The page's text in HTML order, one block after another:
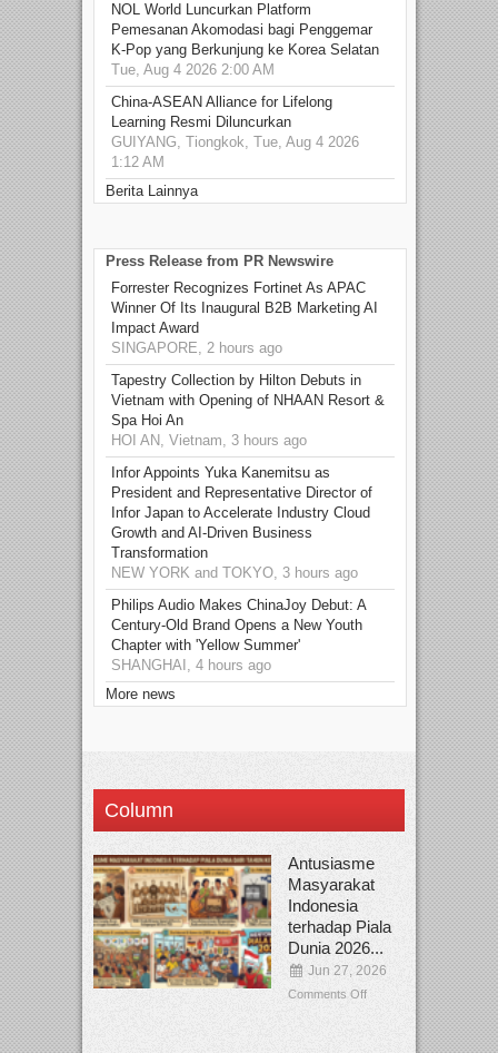
NOL World Luncurkan Platform
Pemesanan Akomodasi bagi Penggemar
K-Pop yang Berkunjung ke Korea Selatan
Tue, Aug 4 2026 2:00 AM
China-ASEAN Alliance for Lifelong
Learning Resmi Diluncurkan
GUIYANG, Tiongkok, Tue, Aug 4 2026
1:12 AM
Berita Lainnya
Press Release from PR Newswire
Forrester Recognizes Fortinet As APAC
Winner Of Its Inaugural B2B Marketing AI
Impact Award
SINGAPORE, 2 hours ago
Tapestry Collection by Hilton Debuts in
Vietnam with Opening of NHAAN Resort &
Spa Hoi An
HOI AN, Vietnam, 3 hours ago
Infor Appoints Yuka Kanemitsu as
President and Representative Director of
Infor Japan to Accelerate Industry Cloud
Growth and AI-Driven Business
Transformation
NEW YORK and TOKYO, 3 hours ago
Philips Audio Makes ChinaJoy Debut: A
Century-Old Brand Opens a New Youth
Chapter with 'Yellow Summer'
SHANGHAI, 4 hours ago
More news
Column
Antusiasme
Masyarakat
Indonesia
terhadap Piala
Dunia 2026...
Jun 27, 2026
Comments Off